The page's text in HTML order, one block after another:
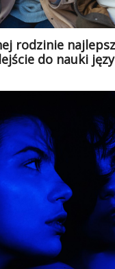
rodzinie
do nauki